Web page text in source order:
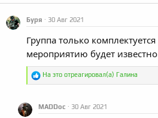
а
Буря 30 Авг 2021
Группа только комплектуется
мероприятию будет известно
Р
ц
На это отреагировал(а) Галина
MADDoc 30 Авг 2021